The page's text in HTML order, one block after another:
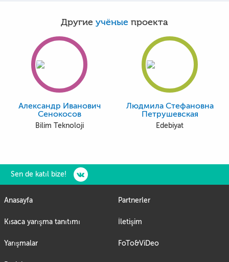
Другие учёные проекта
Александр Иванович
Сенокосов
Bilim Teknoloji
Людмила Стефановна
Петрушевская
Edebiyat
Sen de katıl bize!
Anasayfa
Kısaca yarışma tanıtımı
Yarışmalar
Partnerler
İletişim
FoTo&ViDeo